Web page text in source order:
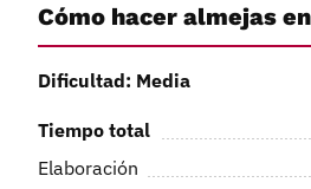
Cómo hacer almejas
Dificultad: Media
Tiempo total
Elaboración